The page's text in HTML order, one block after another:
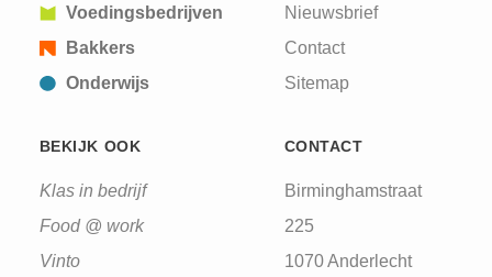
Voedingsbedrijven
Bakkers
Onderwijs
Nieuwsbrief
Contact
Sitemap
BEKIJK OOK
Klas in bedrijf
Food @ work
Vinto
CONTACT
Birminghamstraat
225
1070 Anderlecht